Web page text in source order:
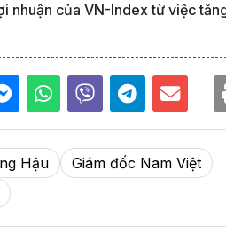
nhuận của VN-Index từ việc
Hậu
Giám đốc Nam Việt